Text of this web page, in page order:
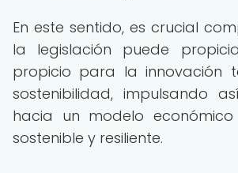
En este sentido, es crucial
la legislación puede
propicio para la innovación
sostenibilidad, impulsando
hacia un modelo
sostenible y resiliente.